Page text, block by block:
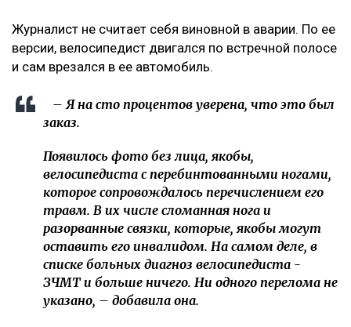
Журналист не считает себя виновной в аварии. По ее
версии, велосипедист двигался по встречной полосе
и сам врезался в ее автомобиль.
– Я на сто процентов уверена, что это был
заказ.
Появилось фото без лица, якобы,
велосипедиста с перебинтованными ногами,
которое сопровождалось перечислением его
травм. В их числе сломанная нога и
разорванные связки, которые, якобы могут
оставить его инвалидом. На самом деле, в
списке больных диагноз велосипедиста -
ЗЧМТ и больше ничего. Ни одного перелома не
указано, – добавила она.